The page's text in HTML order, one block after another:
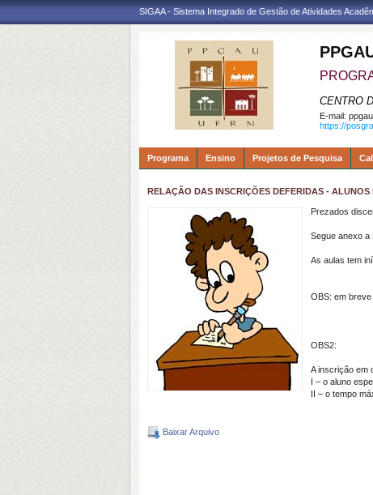
SIGAA - Sistema Integrado de Gestão de Atividades
CENTRO
E-mail:
https://
Programa Ensino Projetos de Pesquisa
RELAÇÃO DAS INSCRIÇÕES DEFERIDAS - ALUNOS
Prezados
Segue anexo a
As aulas tem
OBS: em
OBS2:
A inscrição em
I – o aluno
II – o tempo
Baixar Arquivo